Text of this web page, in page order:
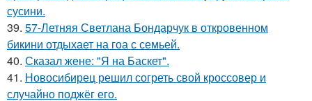
сусини.
39. 57-Летняя Светлана Бондарчук в откровенном
бикини отдыхает на гоа с семьей.
40. Сказал жене: "Я на Баскет".
41. Новосибирец решил согреть свой кроссовер и
случайно поджёг его.